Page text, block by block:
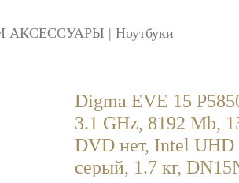
АКСЕССУАРЫ |Ноутбуки
Digma EVE 15
3.1 GHz, 8192 Mb,
DVD нет, Intel UHD
серый, 1.7 кг,